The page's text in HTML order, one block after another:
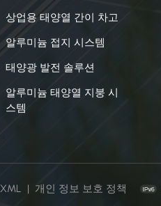
상업용 태양열 간이 차고
알루미늄 접지 시스템
태양광 발전 솔루션
알루미늄 태양열 지붕 시
스템
XML | 개인 정보 보호 정책